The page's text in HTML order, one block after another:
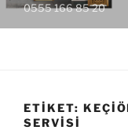
0555 166 85 20
ETIKET:
SERVISI